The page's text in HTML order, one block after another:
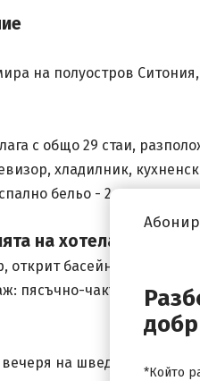
на полуостров
с общо 29 стаи,
хладилник,
бельо - 2 пъти в
на хотела
открит басейн, тенис на
пясъчно-чакълест.
вечеря на шведска маса.
*Който